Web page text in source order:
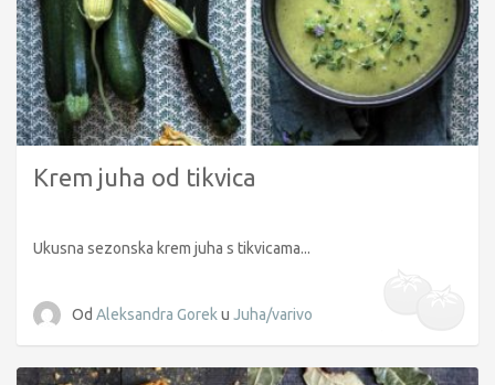
Krem juha od tikvica
Ukusna sezonska krem juha s tikvicama...
Od Aleksandra Goreku Juha/varivo